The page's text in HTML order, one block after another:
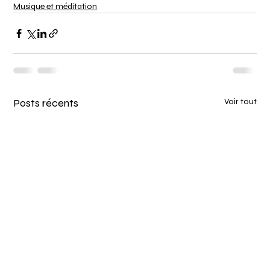
Musique et méditation
Posts récents Voir tout